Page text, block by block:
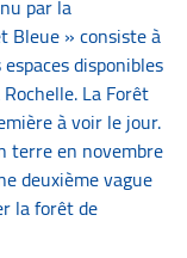
par la
Bleue » consiste à
disponibles
La Forêt
à voir le jour.
terre en novembre
deuxième vague
la forêt de